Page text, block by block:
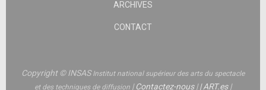
ARCHIVES
CONTACT
Copyright © INSASInstitut national supérieur des arts du spectacle
et des techniques de diffusion |Contactez-nous||ART.es|